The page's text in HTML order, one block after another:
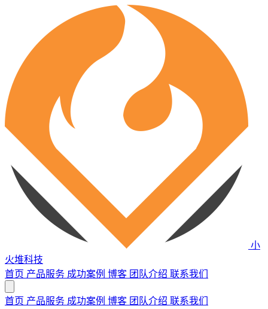
小
火堆科技
首页 产品服务 成功案例 博客 团队介绍 联系我们
首页 产品服务 成功案例 博客 团队介绍 联系我们